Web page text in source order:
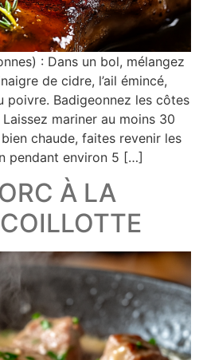
: Dans un bol, mélangez
de cidre, l’ail émincé,
poivre. Badigeonnez les côtes
mariner au moins 30
chaude, faites revenir les
pendant environ 5 […]
À LA